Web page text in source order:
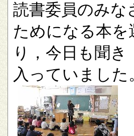
読書委員のみな
ためになる本
り，今日も聞き
入っていました